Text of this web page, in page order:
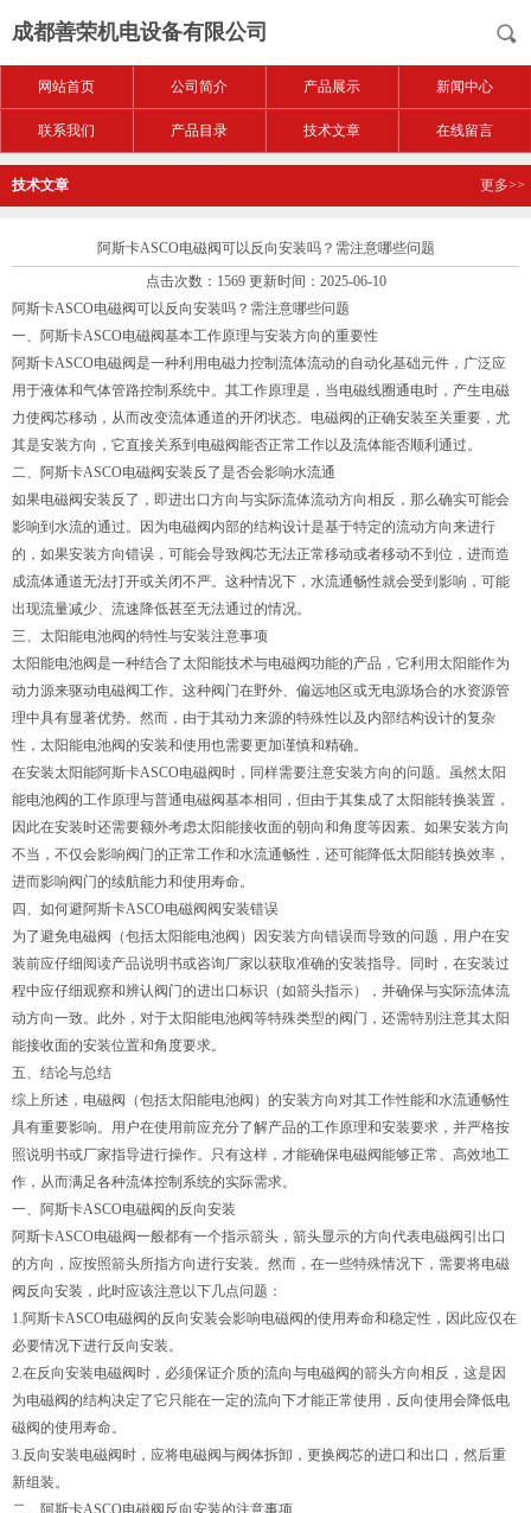
成都善荣机电设备有限公司
网站首页 公司简介 产品展示 新闻中心
联系我们 产品目录 技术文章 在线留言
技术文章 更多>>
阿斯卡ASCO电磁阀可以反向安装吗？需注意哪些问题
点击次数：1569 更新时间：2025-06-10
阿斯卡ASCO电磁阀可以反向安装吗？需注意哪些问题
一、阿斯卡ASCO电磁阀基本工作原理与安装方向的重要性
阿斯卡ASCO电磁阀是一种利用电磁力控制流体流动的自动化基础元件，广泛应
用于液体和气体管路控制系统中。其工作原理是，当电磁线圈通电时，产生电磁
力使阀芯移动，从而改变流体通道的开闭状态。电磁阀的正确安装至关重要，尤
其是安装方向，它直接关系到电磁阀能否正常工作以及流体能否顺利通过。
二、阿斯卡ASCO电磁阀安装反了是否会影响水流通
如果电磁阀安装反了，即进出口方向与实际流体流动方向相反，那么确实可能会
影响到水流的通过。因为电磁阀内部的结构设计是基于特定的流动方向来进行
的，如果安装方向错误，可能会导致阀芯无法正常移动或者移动不到位，进而造
成流体通道无法打开或关闭不严。这种情况下，水流通畅性就会受到影响，可能
出现流量减少、流速降低甚至无法通过的情况。
三、太阳能电池阀的特性与安装注意事项
太阳能电池阀是一种结合了太阳能技术与电磁阀功能的产品，它利用太阳能作为
动力源来驱动电磁阀工作。这种阀门在野外、偏远地区或无电源场合的水资源管
理中具有显著优势。然而，由于其动力来源的特殊性以及内部结构设计的复杂
性，太阳能电池阀的安装和使用也需要更加谨慎和精确。
在安装太阳能阿斯卡ASCO电磁阀时，同样需要注意安装方向的问题。虽然太阳
能电池阀的工作原理与普通电磁阀基本相同，但由于其集成了太阳能转换装置，
因此在安装时还需要额外考虑太阳能接收面的朝向和角度等因素。如果安装方向
不当，不仅会影响阀门的正常工作和水流通畅性，还可能降低太阳能转换效率，
进而影响阀门的续航能力和使用寿命。
四、如何避阿斯卡ASCO电磁阀阀安装错误
为了避免电磁阀（包括太阳能电池阀）因安装方向错误而导致的问题，用户在安
装前应仔细阅读产品说明书或咨询厂家以获取准确的安装指导。同时，在安装过
程中应仔细观察和辨认阀门的进出口标识（如箭头指示），并确保与实际流体流
动方向一致。此外，对于太阳能电池阀等特殊类型的阀门，还需特别注意其太阳
能接收面的安装位置和角度要求。
五、结论与总结
综上所述，电磁阀（包括太阳能电池阀）的安装方向对其工作性能和水流通畅性
具有重要影响。用户在使用前应充分了解产品的工作原理和安装要求，并严格按
照说明书或厂家指导进行操作。只有这样，才能确保电磁阀能够正常、高效地工
作，从而满足各种流体控制系统的实际需求。
一、阿斯卡ASCO电磁阀的反向安装
阿斯卡ASCO电磁阀一般都有一个指示箭头，箭头显示的方向代表电磁阀引出口
的方向，应按照箭头所指方向进行安装。然而，在一些特殊情况下，需要将电磁
阀反向安装，此时应该注意以下几点问题：
1.阿斯卡ASCO电磁阀的反向安装会影响电磁阀的使用寿命和稳定性，因此应仅在
必要情况下进行反向安装。
2.在反向安装电磁阀时，必须保证介质的流向与电磁阀的箭头方向相反，这是因
为电磁阀的结构决定了它只能在一定的流向下才能正常使用，反向使用会降低电
磁阀的使用寿命。
3.反向安装电磁阀时，应将电磁阀与阀体拆卸，更换阀芯的进口和出口，然后重
新组装。
二、阿斯卡ASCO电磁阀反向安装的注意事项